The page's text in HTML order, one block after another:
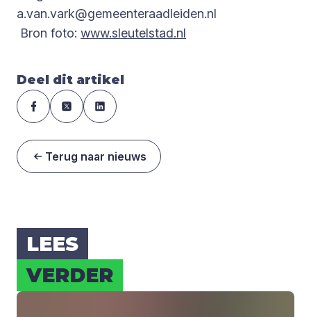
a.van.vark@gemeenteraadleiden.nl
Bron foto: www.sleutelstad.nl
Deel dit artikel
Terug naar nieuws
LEES
VER­DER